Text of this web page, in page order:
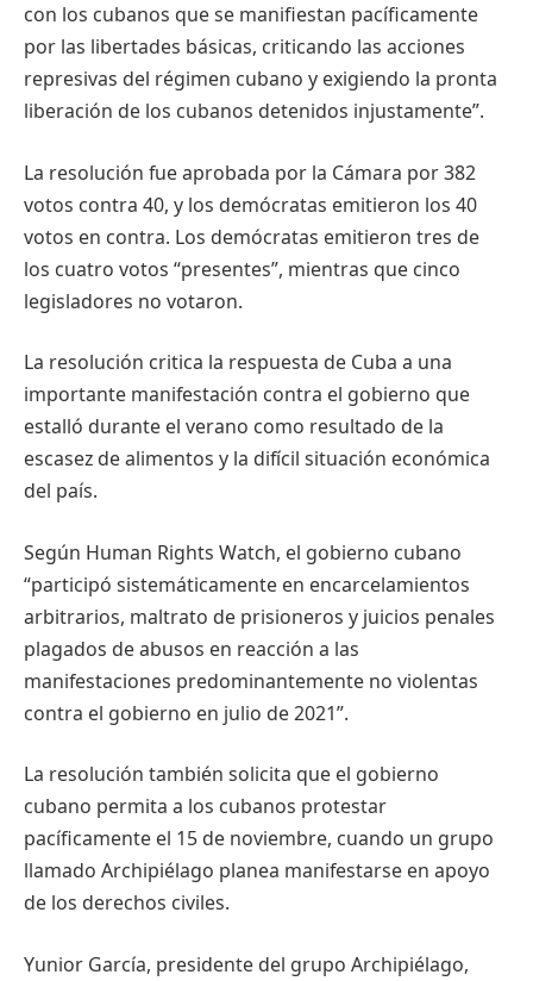
con los cubanos que se manifiestan pacíficamente
por las libertades básicas, criticando las acciones
represivas del régimen cubano y exigiendo la pronta
liberación de los cubanos detenidos injustamente”.
La resolución fue aprobada por la Cámara por 382
votos contra 40, y los demócratas emitieron los 40
votos en contra. Los demócratas emitieron tres de
los cuatro votos “presentes”, mientras que cinco
legisladores no votaron.
La resolución critica la respuesta de Cuba a una
importante manifestación contra el gobierno que
estalló durante el verano como resultado de la
escasez de alimentos y la difícil situación económica
del país.
Según Human Rights Watch, el gobierno cubano
“participó sistemáticamente en encarcelamientos
arbitrarios, maltrato de prisioneros y juicios penales
plagados de abusos en reacción a las
manifestaciones predominantemente no violentas
contra el gobierno en julio de 2021”.
La resolución también solicita que el gobierno
cubano permita a los cubanos protestar
pacíficamente el 15 de noviembre, cuando un grupo
llamado Archipiélago planea manifestarse en apoyo
de los derechos civiles.
Yunior García, presidente del grupo Archipiélago,